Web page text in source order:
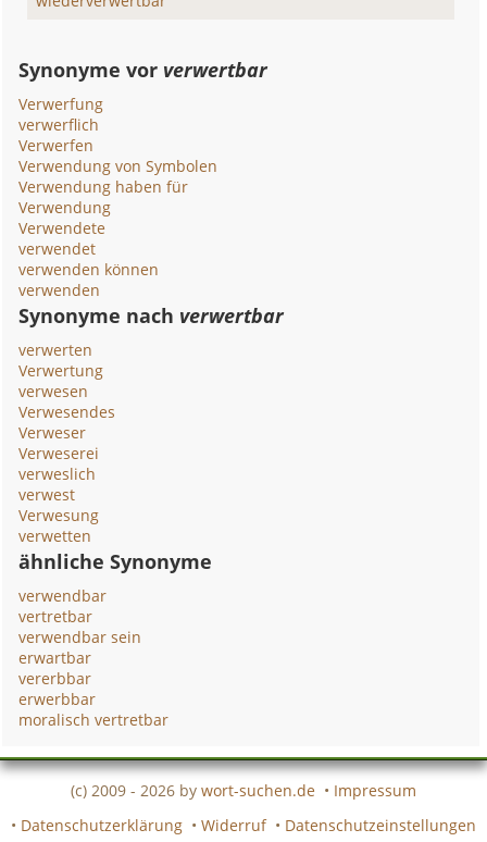
Synonyme vor verwertbar
Verwerfung
verwerflich
Verwerfen
Verwendung von Symbolen
Verwendung haben für
Verwendung
Verwendete
verwendet
verwenden können
verwenden
Synonyme nach verwertbar
verwerten
Verwertung
verwesen
Verwesendes
Verweser
Verweserei
verweslich
verwest
Verwesung
verwetten
ähnliche Synonyme
verwendbar
vertretbar
verwendbar sein
erwartbar
vererbbar
erwerbbar
moralisch vertretbar
(c) 2009 - 2026 by wort-suchen.de • Impressum
• Datenschutzerklärung • Widerruf • Datenschutzeinstellungen